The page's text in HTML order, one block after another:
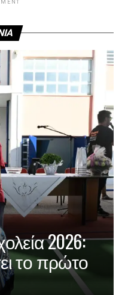
2026:
το πρώτο